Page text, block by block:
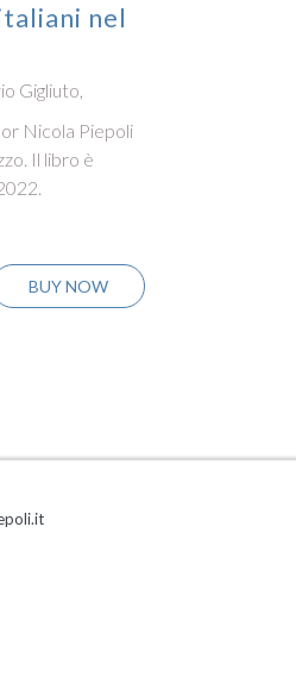
nel
Gigliuto,
Nicola Piepoli
Il libro è
BUY NOW